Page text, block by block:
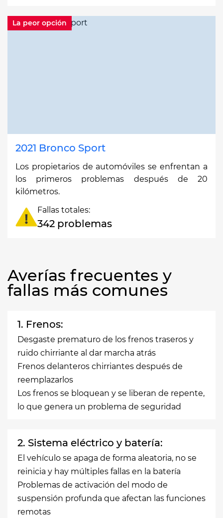
La peor opción
2021 Bronco Sport
Los propietarios de automóviles se enfrentan a
los primeros problemas después de 20
kilómetros.
Fallas totales:
342 problemas
Averías frecuentes y
fallas más comunes
1. Frenos:
Desgaste prematuro de los frenos traseros y
ruido chirriante al dar marcha atrás
Frenos delanteros chirriantes después de
reemplazarlos
Los frenos se bloquean y se liberan de repente,
lo que genera un problema de seguridad
2. Sistema eléctrico y batería:
El vehículo se apaga de forma aleatoria, no se
reinicia y hay múltiples fallas en la batería
Problemas de activación del modo de
suspensión profunda que afectan las funciones
remotas